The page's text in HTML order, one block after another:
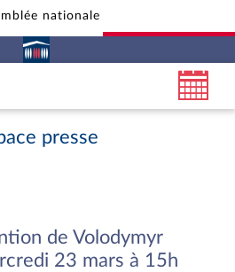
nationale
presse
de Volodymyr
23 mars à 15h